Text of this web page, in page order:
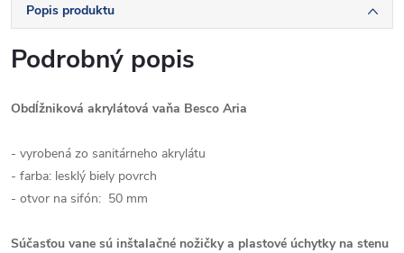
Popis produktu
Podrobný popis
Obdĺžniková akrylátová vaňa Besco Aria
- vyrobená zo sanitárneho akrylátu
- farba: lesklý biely povrch
- otvor na sifón: 50 mm
Súčasťou vane sú inštalačné nožičky a plastové úchytky na stenu